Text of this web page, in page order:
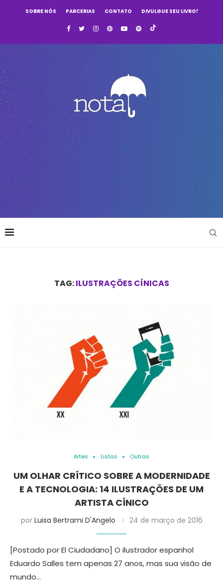
SOBRE NÓS PARCERIAS CONTATO DIVULGUE SEU LIVRO!
TAG:ILUSTRAÇÕES CÍNICAS
Artes Listas Outras
UM OLHAR CRÍTICO SOBRE A MODERNIDADE
E A TECNOLOGIA: 14 ILUSTRAÇÕES DE UM
ARTISTA CÍNICO
por Luisa Bertrami D'Angelo 24 de março de 2016
[Postado por El Ciudadano] O ilustrador espanhol
Eduardo Salles tem apenas 27 anos, mas sua visão de
mundo…